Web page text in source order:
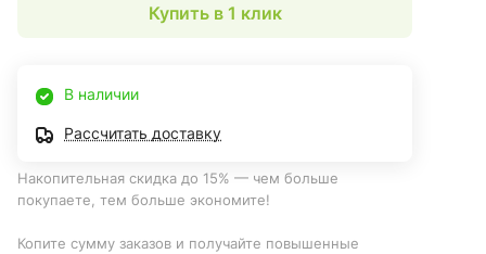
Купить в 1 клик
В наличии
Рассчитать доставку
Накопительная скидка до 15% — чем больше
покупаете, тем больше экономите!
Копите сумму заказов и получайте повышенные